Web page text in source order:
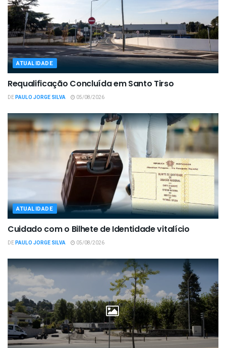
ATUALIDADE
Requalificação Concluída em Santo Tirso
DEPAULO JORGE SILVA 05/08/2026
ATUALIDADE
Cuidado com o Bilhete de Identidade vitalício
DEPAULO JORGE SILVA 05/08/2026